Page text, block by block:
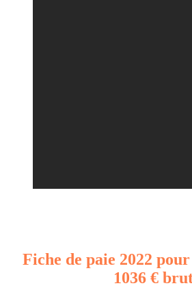
Fiche de paie 2022
1036 €